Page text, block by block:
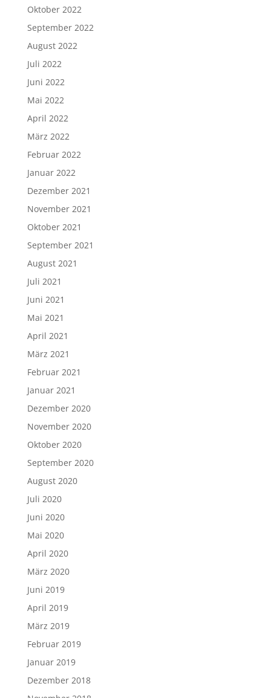
Oktober 2022
September 2022
August 2022
Juli 2022
Juni 2022
Mai 2022
April 2022
März 2022
Februar 2022
Januar 2022
Dezember 2021
November 2021
Oktober 2021
September 2021
August 2021
Juli 2021
Juni 2021
Mai 2021
April 2021
März 2021
Februar 2021
Januar 2021
Dezember 2020
November 2020
Oktober 2020
September 2020
August 2020
Juli 2020
Juni 2020
Mai 2020
April 2020
März 2020
Juni 2019
April 2019
März 2019
Februar 2019
Januar 2019
Dezember 2018